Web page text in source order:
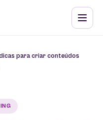
para criar conteúdos